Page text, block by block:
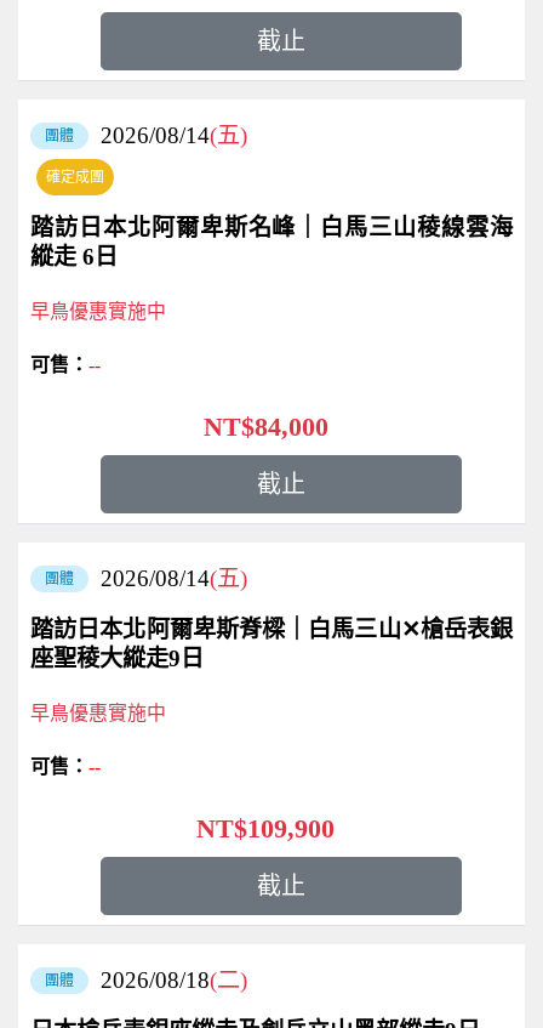
截止
確定成團
團體 2026/08/14(五)
踏訪日本北阿爾卑斯名峰｜白馬三山稜線雲海
縱走 6日
早鳥優惠實施中
--
NT$84,000
截止
團體 2026/08/14(五)
踏訪日本北阿爾卑斯脊樑｜白馬三山✕槍岳表銀
座聖稜大縱走9日
早鳥優惠實施中
--
NT$109,900
截止
團體 2026/08/18(二)